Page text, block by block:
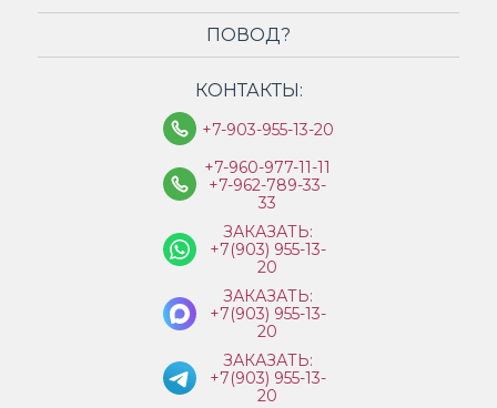
ПОВОД?
КОНТАКТЫ:
+7-903-955-13-20
+7-960-977-11-11
+7-962-789-33-
33
ЗАКАЗАТЬ:
+7(903) 955-13-
20
ЗАКАЗАТЬ:
+7(903) 955-13-
20
ЗАКАЗАТЬ:
+7(903) 955-13-
20